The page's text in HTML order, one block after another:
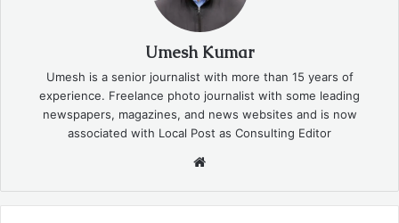
Umesh Kumar
Umesh is a senior journalist with more than 15 years of
experience. Freelance photo journalist with some leading
newspapers, magazines, and news websites and is now
associated with Local Post as Consulting Editor